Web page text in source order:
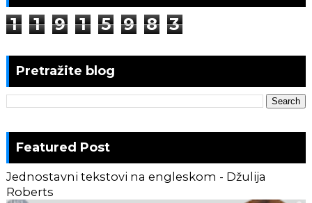
1 1 9 1 5 9 8 3
Pretražite blog
Featured Post
Jednostavni tekstovi na engleskom - Džulija
Roberts